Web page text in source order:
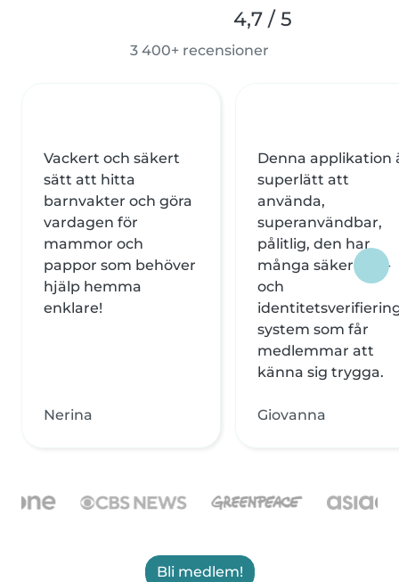
4,7 / 5
3 400+ recensioner
Vackert och säkert
sätt att hitta
barnvakter och göra
vardagen för
mammor och
pappor som behöver
hjälp hemma
enklare!
Nerina
Denna applikation
superlätt att
använda,
superanvändbar,
pålitlig, den har
många säkerhets-
och
system som får
medlemmar att
känna sig trygga.
Giovanna
Bli medlem!